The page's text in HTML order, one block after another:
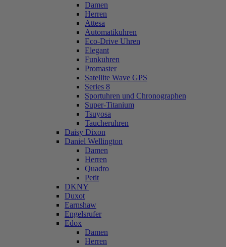
Damen
Herren
Attesa
Automatikuhren
Eco-Drive Uhren
Elegant
Funkuhren
Promaster
Satellite Wave GPS
Series 8
Sportuhren und Chronographen
Super-Titanium
Tsuyosa
Taucheruhren
Daisy Dixon
Daniel Wellington
Damen
Herren
Quadro
Petit
DKNY
Duxot
Earnshaw
Engelsrufer
Edox
Damen
Herren